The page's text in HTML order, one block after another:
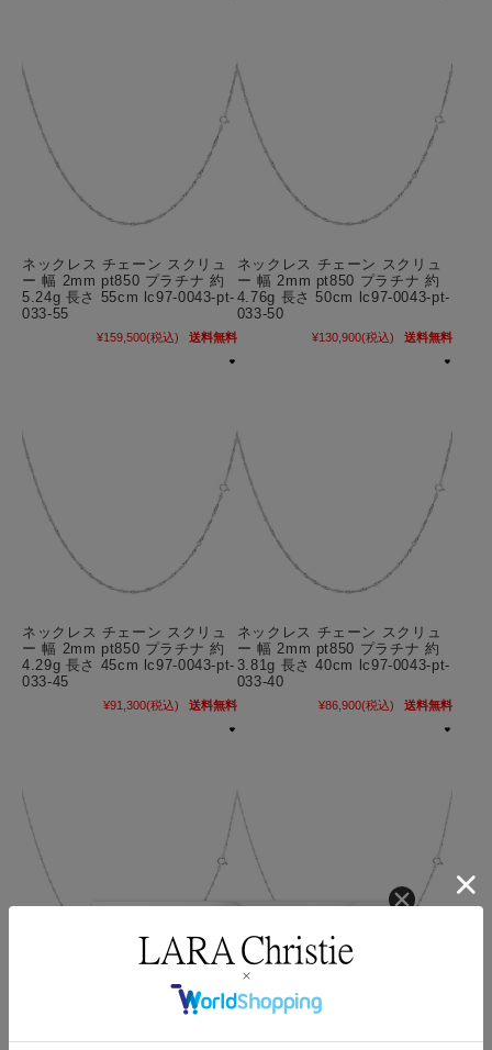
ネックレス チェーン スクリュ
ー 幅 2mm pt850 プラチナ 約
5.24g 長さ 55cm lc97-0043-pt-
033-55
¥159,500(税込) 送料無料
ネックレス チェーン スクリュ
ー 幅 2mm pt850 プラチナ 約
4.76g 長さ 50cm lc97-0043-pt-
033-50
¥130,900(税込) 送料無料
ネックレス チェーン スクリュ
ー 幅 2mm pt850 プラチナ 約
4.29g 長さ 45cm lc97-0043-pt-
033-45
¥91,300(税込) 送料無料
ネックレス チェーン スクリュ
ー 幅 2mm pt850 プラチナ 約
3.81g 長さ 40cm lc97-0043-pt-
033-40
¥86,900(税込) 送料無料
ネックレス チェーン スクリュ
ー 幅 1mm pt850 プラチナ 約
ネックレス チェーン スクリュ
ー 幅 1mm pt850 プラチナ 約